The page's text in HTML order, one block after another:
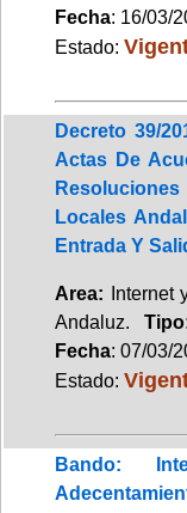
Fecha: 16/03/
Estado:
Decreto 39/
Actas De
Locales
Entrada Y
Area: Internet
Andaluz.
Fecha: 07/03/
Estado:
Bando: